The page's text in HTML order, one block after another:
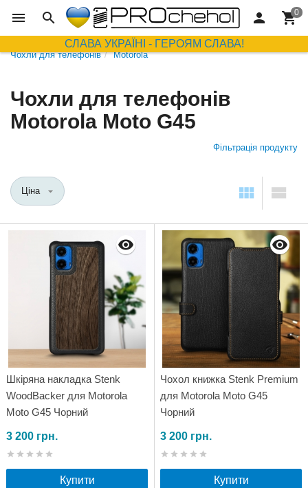
СЛАВА УКРАЇНІ - ГЕРОЯМ СЛАВА!
Чохли для телефонів Motorola
Чохли для телефонів
Motorola Moto G45
Фільтрація продукту
Ціна
Шкіряна накладка Stenk
WoodBacker для Motorola
Moto G45 Чорний
3 200 грн.
Купити
Чохол книжка Stenk Premium
для Motorola Moto G45
Чорний
3 200 грн.
Купити